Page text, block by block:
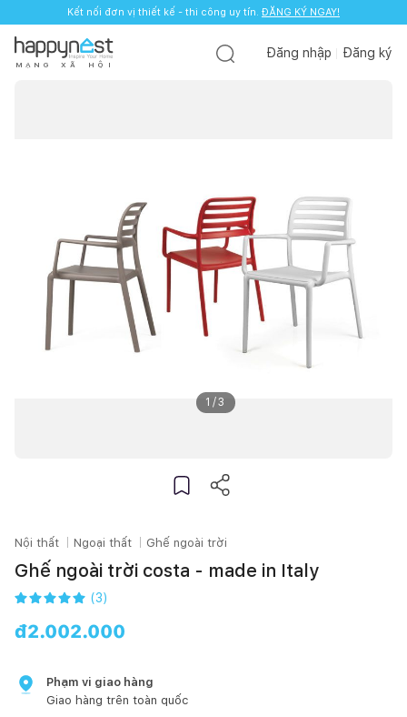
Kết nối đơn vị thiết kế - thi công uy tín. ĐĂNG KÝ NGAY!
M Ạ N G X Ã H Ộ I
Đăng nhập Đăng ký
1 /3
Nội thất Ngoại thất Ghế ngoài trời
Ghế ngoài trời costa - made in Italy
(3)
đ2.002.000
Phạm vi giao hàng
Giao hàng trên toàn quốc